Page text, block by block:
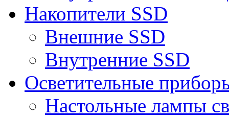
Накопители SSD
Внешние SSD
Внутренние SSD
Осветительные
Настольные лампы